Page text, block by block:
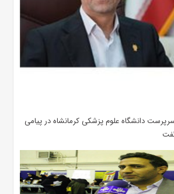
دانشگاه علوم پزشکی کرمانشاه در پیامی